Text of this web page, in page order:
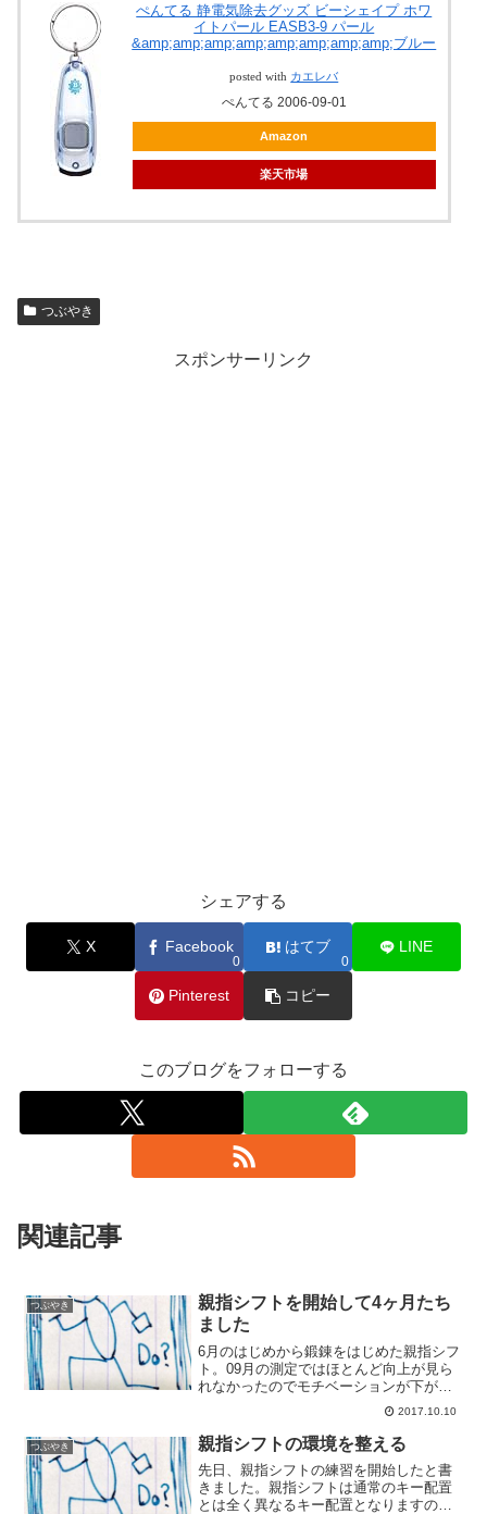
ぺんてる 静電気除去グッズ ビーシェイプ ホワ
イトパール EASB3-9 パール
&amp;amp;amp;amp;amp;amp;amp;amp;ブルー
posted with カエレバ
ぺんてる 2006-09-01
Amazon
楽天市場
つぶやき
スポンサーリンク
シェアする
X Facebook
0
はてブ
0
LINE
Pinterest コピー
このブログをフォローする
関連記事
つぶやき
親指シフトを開始して4ヶ月たち
ました
6月のはじめから鍛錬をはじめた親指シフ
ト。09月の測定ではほとんど向上が見ら
れなかったのでモチベーションが下がっ
てしまいましたがなんとか持ち直しまし
て。それまでの方針を改めてメールや資
料等の短い文章だけでなく長文でも我慢
して親指シフトで入力...
2017.10.10
つぶやき 親指シフトの環境を整える
先日、親指シフトの練習を開始したと書
きました。親指シフトは通常のキー配置
とは全く異なるキー配置となりますので